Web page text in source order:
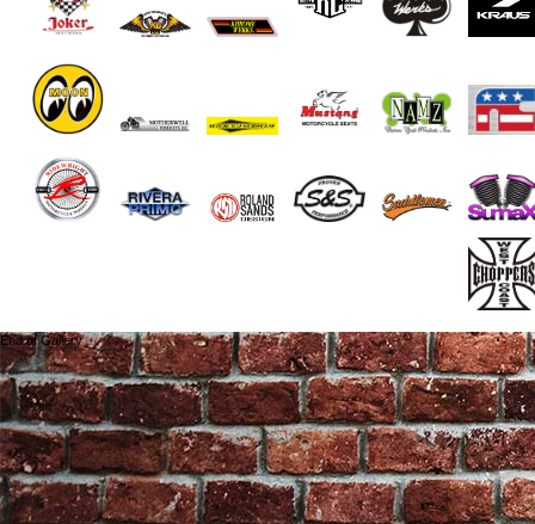
End of Gallery